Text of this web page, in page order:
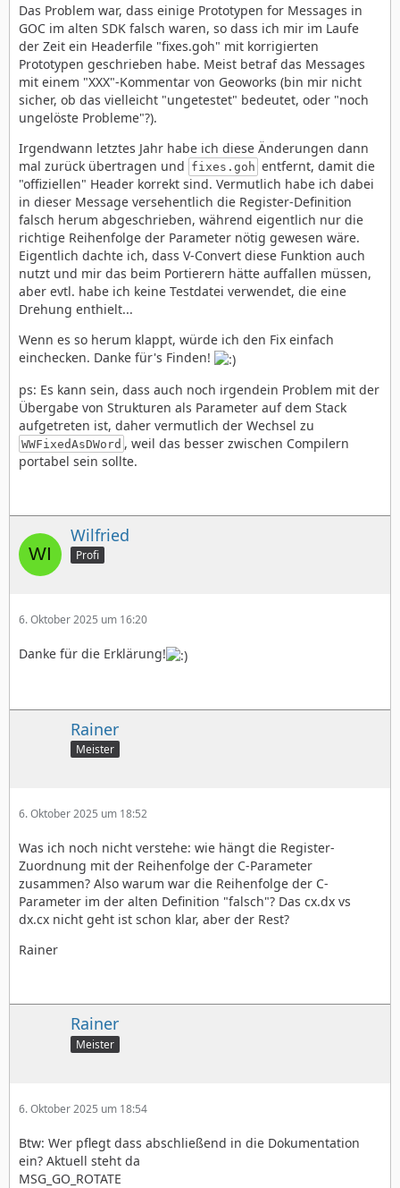
Das Problem war, dass einige Prototypen for Messages in
GOC im alten SDK falsch waren, so dass ich mir im Laufe
der Zeit ein Headerfile "fixes.goh" mit korrigierten
Prototypen geschrieben habe. Meist betraf das Messages
mit einem "XXX"-Kommentar von Geoworks (bin mir nicht
sicher, ob das vielleicht "ungetestet" bedeutet, oder "noch
ungelöste Probleme"?).
Irgendwann letztes Jahr habe ich diese Änderungen dann
mal zurück übertragen und fixes.goh entfernt, damit die
"offiziellen" Header korrekt sind. Vermutlich habe ich dabei
in dieser Message versehentlich die Register-Definition
falsch herum abgeschrieben, während eigentlich nur die
richtige Reihenfolge der Parameter nötig gewesen wäre.
Eigentlich dachte ich, dass V-Convert diese Funktion auch
nutzt und mir das beim Portierern hätte auffallen müssen,
aber evtl. habe ich keine Testdatei verwendet, die eine
Drehung enthielt...
Wenn es so herum klappt, würde ich den Fix einfach
einchecken. Danke für's Finden!
ps: Es kann sein, dass auch noch irgendein Problem mit der
Übergabe von Strukturen als Parameter auf dem Stack
aufgetreten ist, daher vermutlich der Wechsel zu
WWFixedAsDWord , weil das besser zwischen Compilern
portabel sein sollte.
Wilfried
Profi
6. Oktober 2025 um 16:20
Danke für die Erklärung!
Rainer
Meister
6. Oktober 2025 um 18:52
Was ich noch nicht verstehe: wie hängt die Register-
Zuordnung mit der Reihenfolge der C-Parameter
zusammen? Also warum war die Reihenfolge der C-
Parameter im der alten Definition "falsch"? Das cx.dx vs
dx.cx nicht geht ist schon klar, aber der Rest?
Rainer
Rainer
Meister
6. Oktober 2025 um 18:54
Btw: Wer pflegt dass abschließend in die Dokumentation
ein? Aktuell steht da
MSG_GO_ROTATE